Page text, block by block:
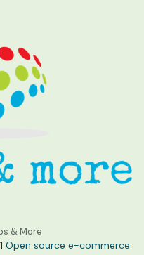
& More
Open source e-commerce